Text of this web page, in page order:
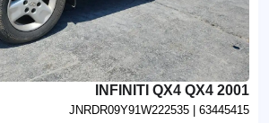
2001 INFINITI QX4 QX4
JNRDR09Y91W222535 | 63445415